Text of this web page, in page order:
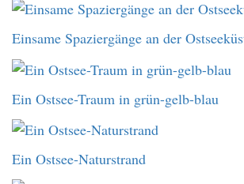
Einsame Spaziergänge an der
Ein Ostsee-Traum in grün-gelb-blau
Ein Ostsee-Naturstrand